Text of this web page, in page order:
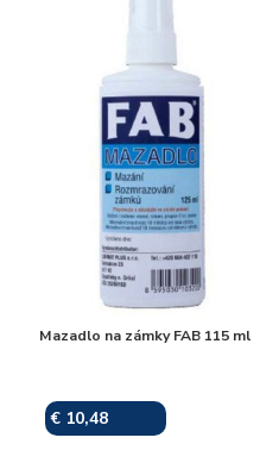
Mazadlo na zámky FAB 115 ml
€ 10,48